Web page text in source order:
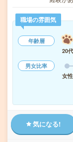
職場の雰囲気
年齢層
20代
男女比率
女性
気になる!